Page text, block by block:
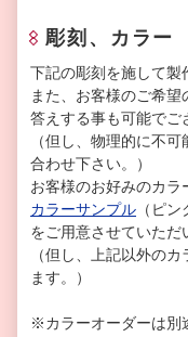
彫刻、カラー
下記の彫刻を施して製
また、お客様のご希
答えする事も可能でご
（但し、物理的に不
合わせ下さい。）
お客様のお好みのカラ
カラーサンプル （ピ
をご用意させていただ
（但し、上記以外の
ます。）
※カラーオーダーは別